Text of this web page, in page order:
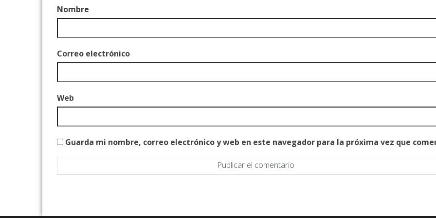
Nombre
Correo electrónico
Web
Guarda mi nombre, correo electrónico y web en este navegador para la próxima vez que